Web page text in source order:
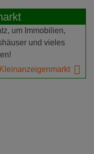
um Immobilien,
und vieles